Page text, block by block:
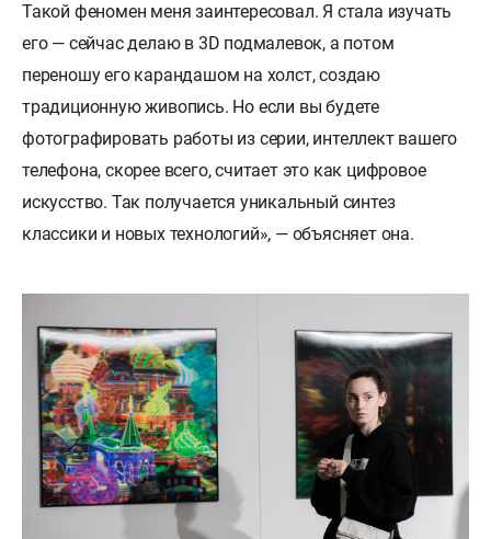
Такой феномен меня заинтересовал. Я стала изучать
его — сейчас делаю в 3D подмалевок, а потом
переношу его карандашом на холст, создаю
традиционную живопись. Но если вы будете
фотографировать работы из серии, интеллект вашего
телефона, скорее всего, считает это как цифровое
искусство. Так получается уникальный синтез
классики и новых технологий», — объясняет она.